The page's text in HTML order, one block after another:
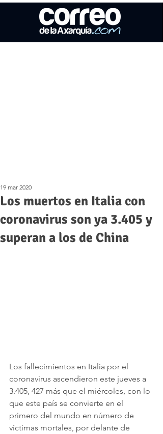
Los muertos en Italia con
coronavirus son ya 3.405 y
superan a los de China
19 mar 2020
Los fallecimientos en Italia por el
coronavirus ascendieron este jueves a
3.405, 427 más que el miércoles, con lo
que este país se convierte en el
primero del mundo en número de
víctimas mortales, por delante de